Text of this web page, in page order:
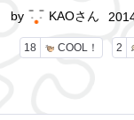
18 COOL！ 2
by KAOさん